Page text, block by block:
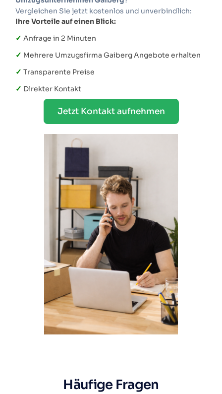
Vergleichen Sie jetzt kostenlos und unverbindlich:
Ihre Vorteile auf einen Blick:
✓ Anfrage in 2 Minuten
✓ Mehrere Umzugsfirma Gaiberg Angebote erhalten
✓Transparente Preise
✓ Direkter Kontakt
Jetzt Kontakt aufnehmen
Häufige Fragen